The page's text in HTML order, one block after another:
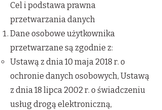
Cel i podstawa prawna
przetwarzania danych
Dane osobowe użytkownika
przetwarzane są zgodnie z:
Ustawą z dnia 10 maja 2018 r. o
ochronie danych osobowych, Ustawą
z dnia 18 lipca 2002 r. o świadczeniu
usług drogą elektroniczną,